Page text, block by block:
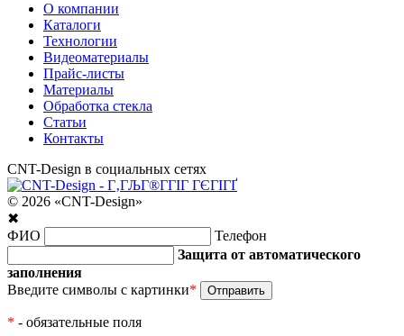
О компании
Каталоги
Технологии
Видеоматериалы
Прайс-листы
Материалы
Обработка стекла
Статьи
Контакты
CNT-Design в социальных сетях
© 2026 «CNT-Design»
✖
ФИО
Телефон
Защита от автоматического
заполнения
Введите символы с картинки*
* - обязательные поля